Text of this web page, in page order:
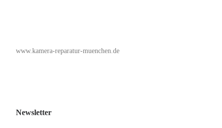
www.kamera-reparatur-muenchen.de
Newsletter